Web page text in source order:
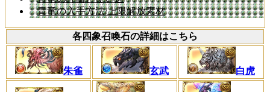
青竜の入手方法/上限解放素材
各四象召喚石の詳細はこちら
朱雀 玄武 白虎